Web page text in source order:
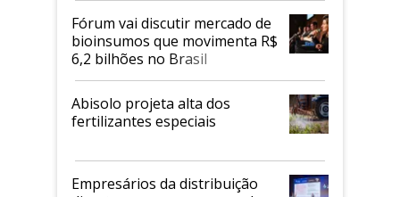
Fórum vai discutir mercado de
bioinsumos que movimenta R$
6,2 bilhões no Brasil
Abisolo projeta alta dos
fertilizantes especiais
Empresários da distribuição